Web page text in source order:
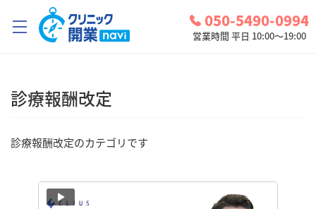
050-5490-0994
営業時間 平日 10:00～19:00
診療報酬改定
診療報酬改定のカテゴリです
診療圏調査
コンシェルジュサービス
検討中リスト